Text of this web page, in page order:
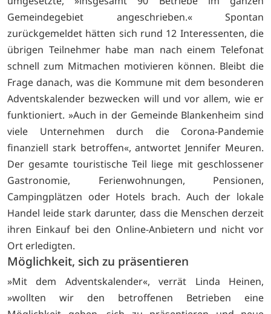
Gemeindegebiet angeschrieben.« Spontan
zurückgemeldet hätten sich rund 12 Interessenten, die
übrigen Teilnehmer habe man nach einem Telefonat
schnell zum Mitmachen motivieren können. Bleibt die
Frage danach, was die Kommune mit dem besonderen
Adventskalender bezwecken will und vor allem, wie er
funktioniert. »Auch in der Gemeinde Blankenheim sind
viele Unternehmen durch die Corona-Pandemie
finanziell stark betroffen«, antwortet Jennifer Meuren.
Der gesamte touristische Teil liege mit geschlossener
Gastronomie, Ferienwohnungen, Pensionen,
Campingplätzen oder Hotels brach. Auch der lokale
Handel leide stark darunter, dass die Menschen derzeit
ihren Einkauf bei den Online-Anbietern und nicht vor
Ort erledigten.
Möglichkeit, sich zu präsentieren
»Mit dem Adventskalender«, verrät Linda Heinen,
»wollten wir den betroffenen Betrieben eine